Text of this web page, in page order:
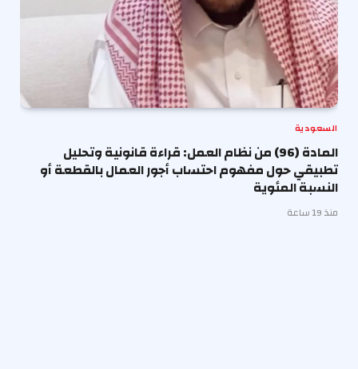
السعودية
المادة (96) من نظام العمل: قراءة قانونية وتحليل
تطبيقي حول مفهوم احتساب أجور العمال بالقطعة أو
النسبة المئوية
منذ 19 ساعة